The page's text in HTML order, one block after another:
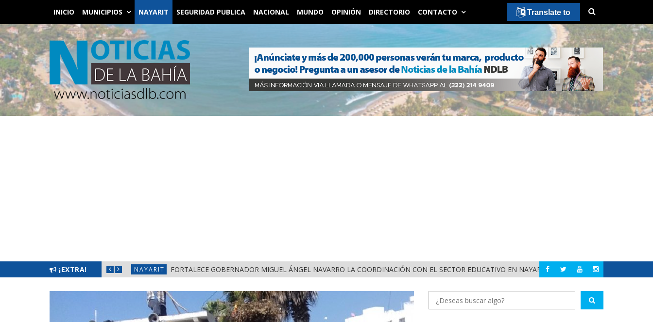
INICIO MUNICIPIOS NAYARIT SEGURIDAD PUBLICA NACIONAL MUNDO OPINIÓN DIRECTORIO CONTACTO
¡EXTRA!
EL SECTOR EDUCATIVO EN NAYARIT NAYARIT ALERTA DIF NAYARIT SOBRE ESCLAVITUD MODERNA Y FALSAS OFERTAS DE TRABAJO BAHÍA DE BANDERAS
Translate to